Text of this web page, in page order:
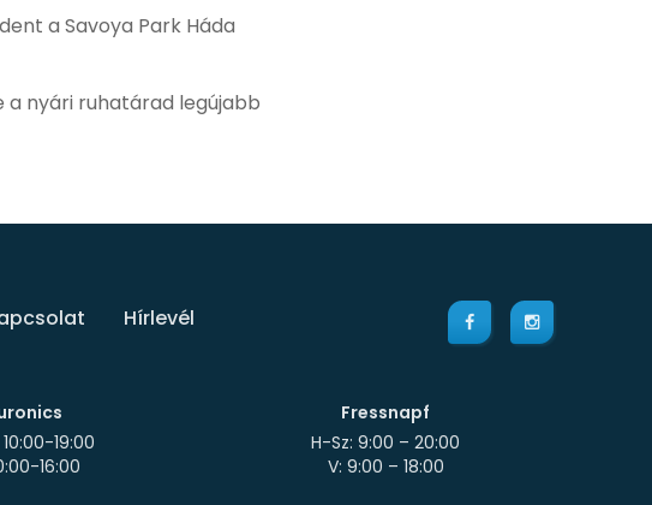
a Savoya Park Háda
a nyári ruhatárad legújabb
Hírlevél
19:00
Fressnapf
H-Sz: 9:00 – 20:00